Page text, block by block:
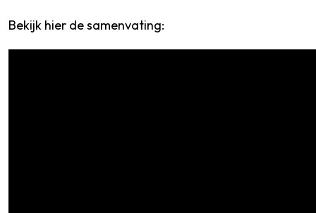
Bekijk hier de samenvating: